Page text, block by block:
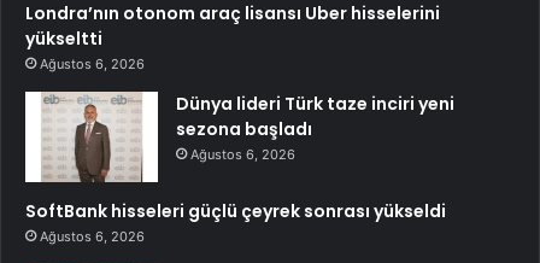
Londra’nın otonom araç lisansı Uber hisselerini
yükseltti
Ağustos 6, 2026
Dünya lideri Türk taze inciri yeni
sezona başladı
Ağustos 6, 2026
SoftBank hisseleri güçlü çeyrek sonrası yükseldi
Ağustos 6, 2026